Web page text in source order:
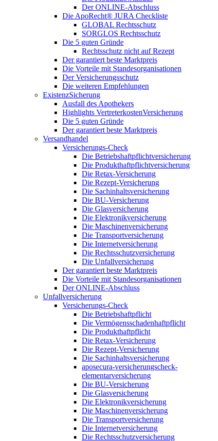
Der ONLINE-Abschluss
Die ApoRecht® JURA Checkliste
GLOBAL Rechtsschutz
SORGLOS Rechtsschutz
Die 5 guten Gründe
Rechtsschutz nicht auf Rezept
Der garantiert beste Marktpreis
Die Vorteile mit Standesorganisationen
Der Versicherungsschutz
Die weiteren Empfehlungen
ExistenzSicherung
Ausfall des Apothekers
Highlights VertreterkostenVersicherung
Die 5 guten Gründe
Der garantiert beste Marktpreis
Versandhandel
Versicherungs-Check
Die Betriebshaftpflichtversicherung
Die Produkthaftpflichtversicherung
Die Retax-Versicherung
Die Rezept-Versicherung
Die Sachinhaltsversicherung
Die BU-Versicherung
Die Glasversicherung
Die Elektronikversicherung
Die Maschinenversicherung
Die Transportversicherung
Die Internetversicherung
Die Rechtsschutzversicherung
Die Unfallversicherung
Der garantiert beste Marktpreis
Die Vorteile mit Standesorganisationen
Der ONLINE-Abschluss
Unfallversicherung
Versicherungs-Check
Die Betriebshaftpflicht
Die Vermögensschadenhaftpflicht
Die Produkthaftpflicht
Die Retax-Versicherung
Die Rezept-Versicherung
Die Sachinhaltsversicherung
aposecura-versicherungscheck-
elementarversicherung
Die BU-Versicherung
Die Glasversicherung
Die Elektronikversicherung
Die Maschinenversicherung
Die Transportversicherung
Die Internetversicherung
Die Rechtsschutzversicherung